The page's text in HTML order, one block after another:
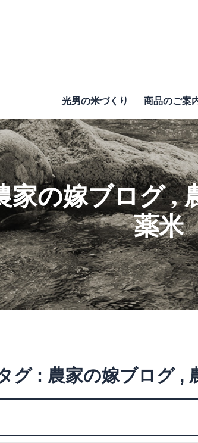
光男の米づくり 商品のご案
家の嫁ブログ,
薬米
グ : 農家の嫁ブログ,